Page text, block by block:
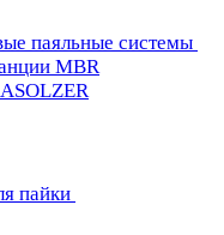
паяльные системы
MBR
пайки